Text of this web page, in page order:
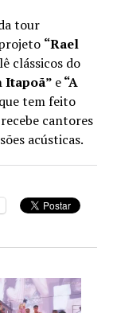
tour
“Rael
clássicos do
Itapoã” e“A
tem feito
cantores
acústicas.